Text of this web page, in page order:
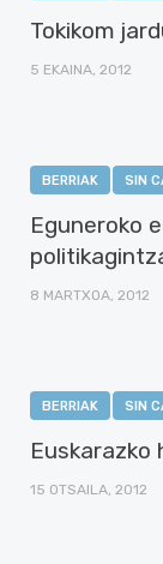
Tokikom
5 EKAINA, 2012
BERRIAK SIN
Eguneroko
8 MARTXOA, 2012
BERRIAK SIN
Euskarazko
15 OTSAILA, 2012